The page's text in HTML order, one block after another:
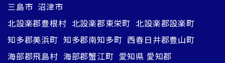
三島市 沼津市
北設楽郡豊根村 北設楽郡東栄町 北設楽郡設楽町
知多郡美浜町 知多郡南知多町 西春日井郡豊山町
海部郡飛島村 海部郡蟹江町 愛知県 愛知郡